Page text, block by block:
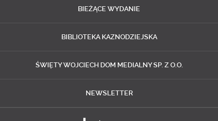
BIEŻĄCE WYDANIE
BIBLIOTEKA KAZNODZIEJSKA
ŚWIĘTY WOJCIECH DOM MEDIALNY SP. Z O.O.
NEWSLETTER